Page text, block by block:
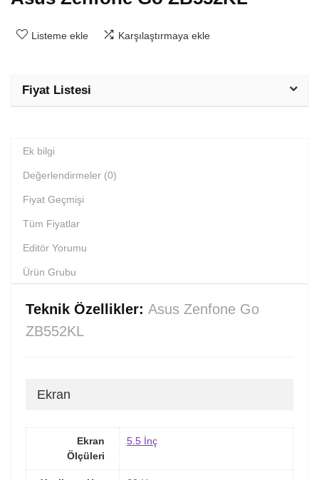
Listeme ekle Karşılaştırmaya ekle
Fiyat Listesi
Ek bilgi
Değerlendirmeler (0)
Fiyat Geçmişi
Tüm Fiyatlar
Editör Yorumu
Ürün Grubu
Teknik Özellikler: Asus Zenfone Go
ZB552KL
Ekran
Ekran
Ölçüleri
5.5 İnç